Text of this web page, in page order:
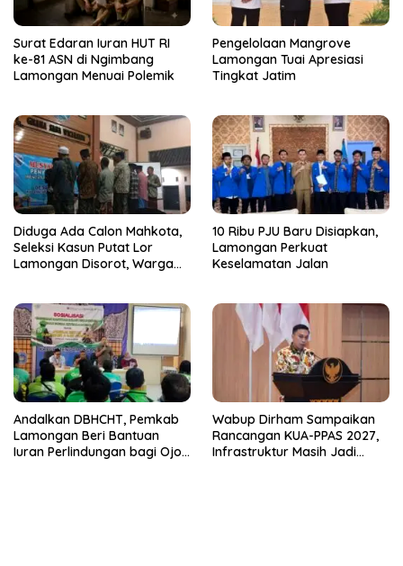
Surat Edaran Iuran HUT RI
ke-81 ASN di Ngimbang
Lamongan Menuai Polemik
Pengelolaan Mangrove
Lamongan Tuai Apresiasi
Tingkat Jatim
Diduga Ada Calon Mahkota,
Seleksi Kasun Putat Lor
Lamongan Disorot, Warga
10 Ribu PJU Baru Disiapkan,
Lamongan Perkuat
Keselamatan Jalan
Andalkan DBHCHT, Pemkab
Lamongan Beri Bantuan
Iuran Perlindungan bagi Ojol
Wabup Dirham Sampaikan
Rancangan KUA-PPAS 2027,
Infrastruktur Masih Jadi